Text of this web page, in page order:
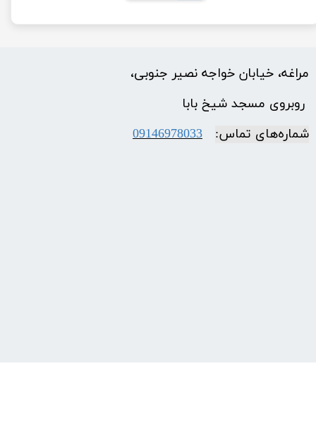
مراغه، خیابان خواجه نصیر جنوبی،
​​​​​​​ روبروی مسجد شیخ بابا
شماره‌‌های تماس:
09146978033